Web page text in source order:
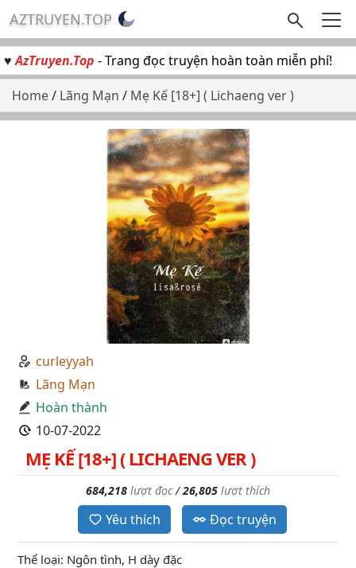
AZTRUYEN.TOP
♥AzTruyen.Top - Trang đọc truyện hoàn toàn miễn phí!
Home/ Lãng Mạn / Mẹ Kế [18+] ( Lichaeng ver )
curleyyah
Lãng Mạn
Hoàn thành
10-07-2022
MẸ KẾ [18+] ( LICHAENG VER )
684,218 lượt đọc/26,805 lượt thích
Yêu thích Đọc truyện
Thể loại: Ngôn tình, H dày đặc